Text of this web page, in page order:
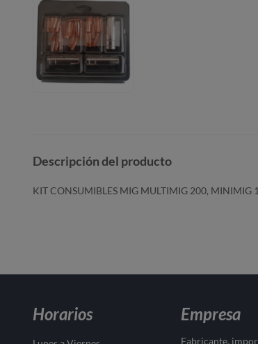
Descripción del producto
KIT CONSUMIBLES MIG MULTIMIG 200, MINIMIG
Horarios Empresa
Fabricante,